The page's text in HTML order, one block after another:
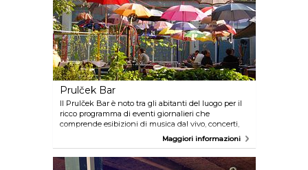
Prulček Bar
Il Prulček Bar è noto tra gli abitanti del luogo per il
ricco programma di eventi giornalieri che
comprende esibizioni di musica dal vivo, concerti,
jam session e altre attività. L'arredamento è
innovativo e ispirato al principio del riciclo e la
selezione di birre è una delle migliori della città.
Maggiori informazioni